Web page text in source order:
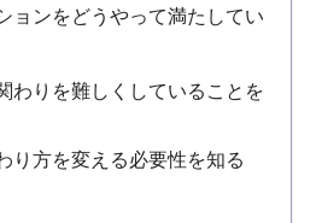
ョンをどうやって満たしてい
わりを難しくしていることを
り方を変える必要性を知る